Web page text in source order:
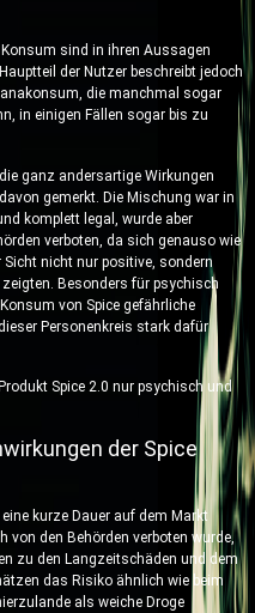
sind in ihren Aussagen
der Nutzer beschreibt jedoch
die manchmal sogar
in einigen Fällen sogar bis zu
ganz andersartige Wirkungen
gemerkt. Die Mischung war in
komplett legal, wurde aber
verboten, da sich genauso wie
nicht nur positive, sondern
Besonders für psychisch
von Spice gefährliche
Personenkreis stark dafür
Spice 2.0 nur psychisch und
der Spice
kurze Dauer auf dem Markt
den Behörden verboten wurde,
zu den Langzeitschäden und dem
das Risiko ähnlich wie beim
als weiche Droge